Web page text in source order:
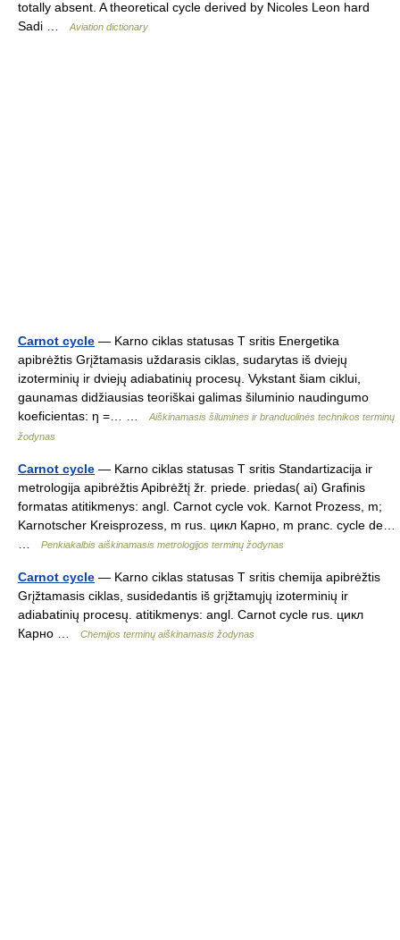
totally absent. A theoretical cycle derived by Nicoles Leon hard
Sadi …
Aviation dictionary
Carnot cycle — Karno ciklas statusas T sritis Energetika
apibrėžtis Grįžtamasis uždarasis ciklas, sudarytas iš dviejų
izoterminių ir dviejų adiabatinių procesų. Vykstant šiam ciklui,
gaunamas didžiausias teoriškai galimas šiluminio naudingumo
koeficientas: η =… …
Aiškinamasis šiluminės ir branduolinės technikos terminų
žodynas
Carnot cycle — Karno ciklas statusas T sritis Standartizacija ir
metrologija apibrėžtis Apibrėžtį žr. priede. priedas( ai) Grafinis
formatas atitikmenys: angl. Carnot cycle vok. Karnot Prozess, m;
Karnotscher Kreisprozess, m rus. цикл Карно, m pranc. cycle de…
Penkiakalbis aiškinamasis metrologijos terminų žodynas
Carnot cycle — Karno ciklas statusas T sritis chemija apibrėžtis
Grįžtamasis ciklas, susidedantis iš grįžtamųjų izoterminių ir
adiabatinių procesų. atitikmenys: angl. Carnot cycle rus. цикл
Карно …
Chemijos terminų aiškinamasis žodynas